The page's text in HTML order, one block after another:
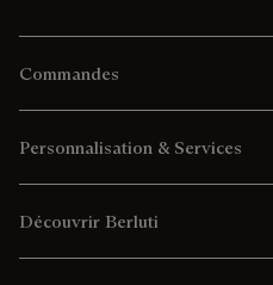
Commandes
Personnalisation & Services
Découvrir Berluti